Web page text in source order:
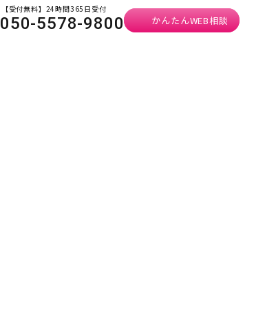
【受付無料】24時間365日受付
050-5578-9800 かんたんWEB相談